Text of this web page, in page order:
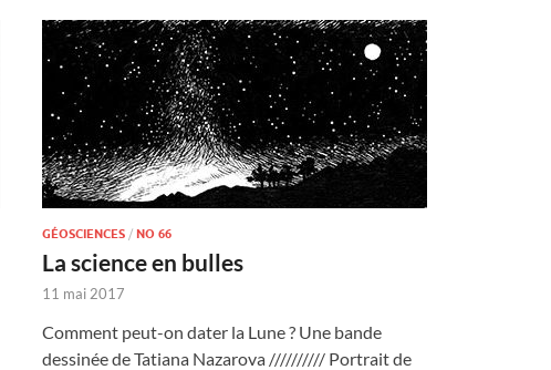
GÉOSCIENCES / NO 66
La science en bulles
11 mai 2017
Comment peut-on dater la Lune ? Une bande
dessinée de Tatiana Nazarova ////////// Portrait de